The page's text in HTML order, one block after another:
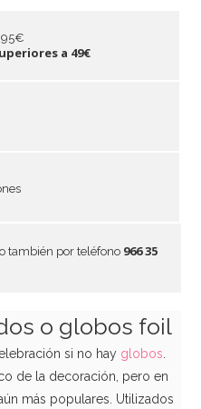
139 cm
a 49€
también por teléfono 966 35
o globos foil
si no hay globos
de la decoración, pero en
más populares. Utilizados